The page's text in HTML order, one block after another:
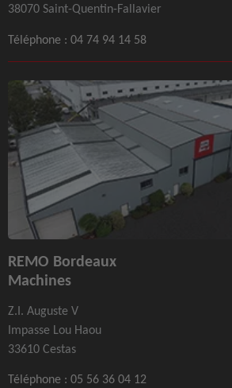
38070 Saint-Quentin-Fallavier
Téléphone : 04 74 94 14 58
REMO Bordeaux
Machines
Z.I. Auguste V
Impasse Lou Haou
33610 Cestas
Téléphone : 05 56 36 04 12